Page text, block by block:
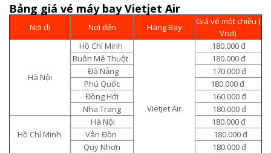
Bảng giá vé máy bay Vietjet Air
Nơi đi Nơi đến Hãng Bay
Giá vé một chiều (
Vnd)
Hà Nội
Hồ Chí Minh
Vietjet Air
180.000 đ
Buôn Mê Thuột
180.000 đ
Đà Nẵng
170.000 đ
Phú Quốc
180.000 đ
Đồng Hới
160.000 đ
Nha Trang
180.000 đ
Hồ Chí Minh
Hà Nội
180.000 đ
Vân Đồn
180.000 đ
Quy Nhơn
180.000 đ